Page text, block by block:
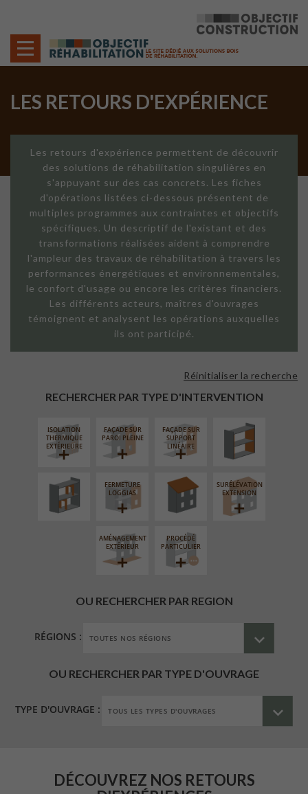
LES RETOURS D'EXPÉRIENCE
Les retours d'expérience permettent de découvrir
des solutions de réhabilitation singulières en
s'appuyant sur des cas concrets. Les fiches
d'opérations listées ci-dessous présentent de
multiples programmes aux contraintes et objectifs
spécifiques. Un descriptif de l'existant et des
transformations réalisées aident à comprendre
l'ampleur des travaux de réhabilitation à travers les
performances énergétiques et environnementales,
le confort d'usage ou encore les critères financiers.
Les différents acteurs, maîtres d'ouvrages
témoignent et analysent les opérations auxquelles
ils ont participé.
RECHERCHER PAR TYPE D'INTERVENTION
Réinitialiser la recherche
ISOLATION
THERMIQUE
EXTÉRIEURE
FAÇADE SUR
PAROI PLEINE
FAÇADE SUR
SUPPORT
LINÉAIRE
ISOLATION
INTÉRIEURE
RÉAMÉNAGEMENT
INTÉRIEUR
FERMETURE
LOGGIAS
RÉFECTION DES
TOITURES
SURÉLÉVATION
EXTENSION
AMÉNAGEMENT
EXTÉRIEUR
PROCÉDÉ
PARTICULIER
OU RECHERCHER PAR REGION
RÉGIONS :
OU RECHERCHER PAR TYPE D'OUVRAGE
TYPE D'OUVRAGE :
DÉCOUVREZ NOS RETOURS